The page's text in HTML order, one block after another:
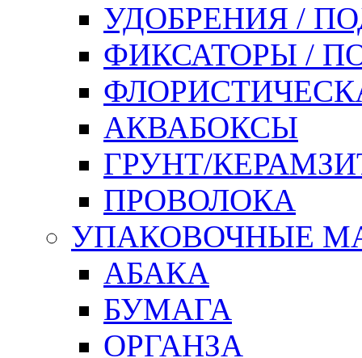
УДОБРЕНИЯ /
ФИКСАТОРЫ /
АКВАБОКСЫ
ГРУНТ/
ПРОВОЛОКА
УПАКОВОЧНЫЕ
АБАКА
БУМАГА
ОРГАНЗА